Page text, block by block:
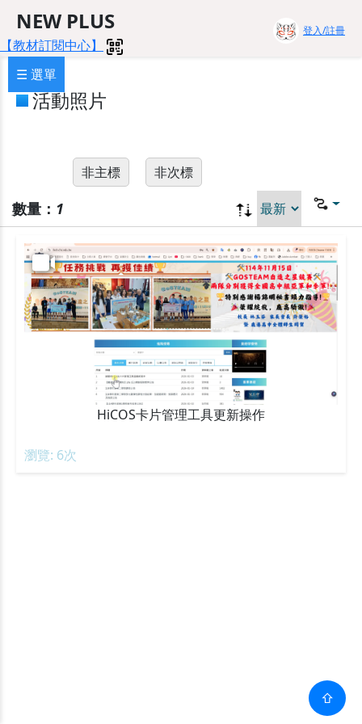
NEW PLUS
【教材訂閱中心】
登入/註冊
活動照片
非主標 非次標
數量： 1
HiCOS卡片管理工具更新操作
瀏覽: 6次
⇧
☰ 選單